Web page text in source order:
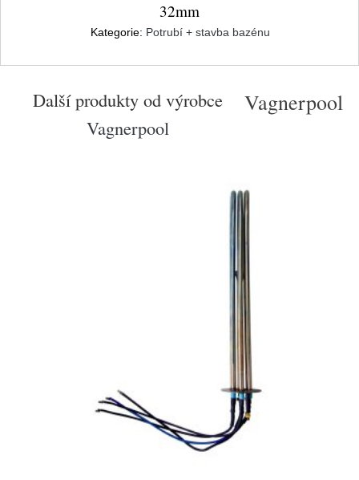
32mm
Kategorie: Potrubí + stavba bazénu
Další produkty od výrobce
Vagnerpool
Vagnerpool